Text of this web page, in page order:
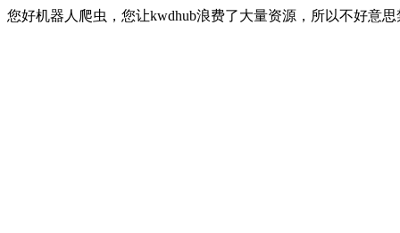
您好机器人爬虫，您让kwdhub浪费了大量资源，所以不好意